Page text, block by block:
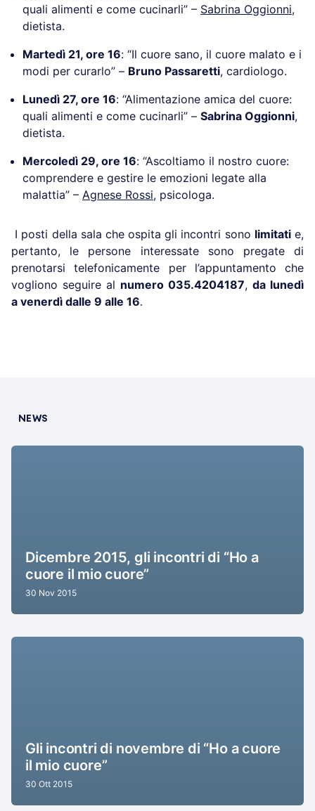
quali alimenti e come cucinarli” – Sabrina Oggionni,
dietista.
Martedì 21, ore 16: “Il cuore sano, il cuore malato e i
modi per curarlo” – Bruno Passaretti, cardiologo.
Lunedì 27, ore 16: “Alimentazione amica del cuore:
quali alimenti e come cucinarli” – Sabrina Oggionni,
dietista.
Mercoledì 29, ore 16: “Ascoltiamo il nostro cuore:
comprendere e gestire le emozioni legate alla
malattia” – Agnese Rossi, psicologa.
I posti della sala che ospita gli incontri sono limitatie,
pertanto, le persone interessate sono pregate di
prenotarsi telefonicamente per l’appuntamento che
vogliono seguire al numero 035.4204187, da lunedì
a venerdì dalle 9 alle 16.
NEWS
Dicembre 2015, gli incontri di “Ho a
cuore il mio cuore”
30 Nov 2015
Gli incontri di novembre di “Ho a cuore
il mio cuore”
30 Ott 2015